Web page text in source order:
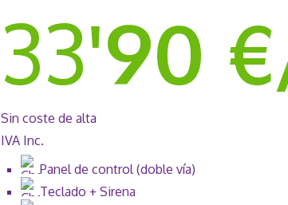
33'90
Sin coste de alta
IVA Inc.
Panel de control (doble vía)
Teclado + Sirena